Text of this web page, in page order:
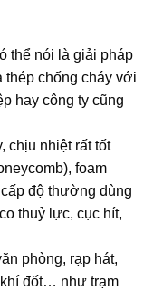
thể nói là giải pháp
thép chống cháy với
hay công ty cũng
chịu nhiệt rất tốt
foam
độ thường dùng
thuỷ lực, cục hít,
phòng, rạp hát,
khí đốt… như trạm